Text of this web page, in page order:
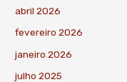
abril 2026
fevereiro 2026
janeiro 2026
julho 2025